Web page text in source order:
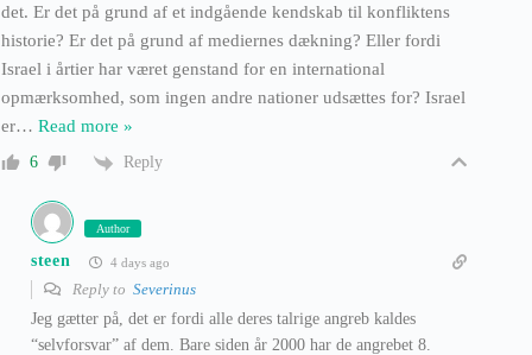
det. Er det på grund af et indgående kendskab til konfliktens
historie? Er det på grund af mediernes dækning? Eller fordi
Israel i årtier har været genstand for en international
opmærksomhed, som ingen andre nationer udsættes for? Israel
er… Read more »
6 Reply
Author
steen 4 days ago
Reply to Severinus
Jeg gætter på, det er fordi alle deres talrige angreb kaldes
“selvforsvar” af dem. Bare siden år 2000 har de angrebet 8.